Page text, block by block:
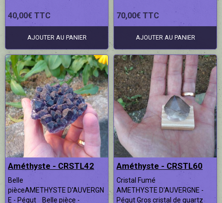
40,00€ TTC
AJOUTER AU PANIER
70,00€ TTC
AJOUTER AU PANIER
Améthyste - CRSTL42
Belle
pièceAMETHYSTE D'AUVERGN
E - Pégut Belle pièce -
Améthyste - CRSTL60
Cristal Fumé
AMETHYSTE D'AUVERGNE -
Pégut Gros cristal de quartz